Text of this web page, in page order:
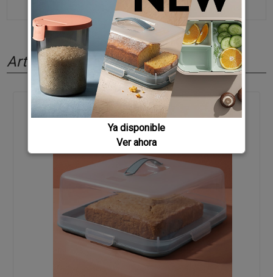
Artículos relacionados
Ya disponible
Ver ahora